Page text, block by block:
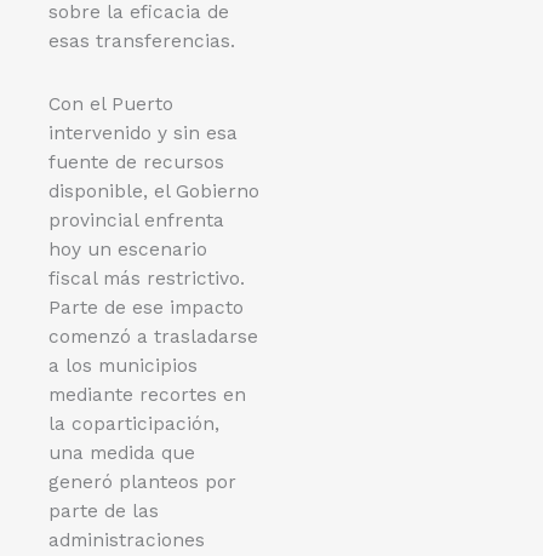
sobre la eficacia de
esas transferencias.
Con el Puerto
intervenido y sin esa
fuente de recursos
disponible, el Gobierno
provincial enfrenta
hoy un escenario
fiscal más restrictivo.
Parte de ese impacto
comenzó a trasladarse
a los municipios
mediante recortes en
la coparticipación,
una medida que
generó planteos por
parte de las
administraciones